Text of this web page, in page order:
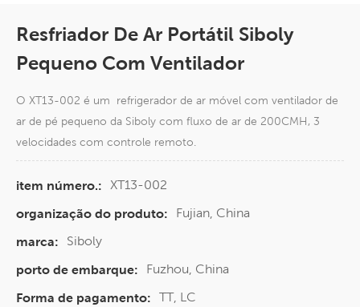
Resfriador De Ar Portátil Siboly
Pequeno Com Ventilador
O XT13-002 é um refrigerador de ar móvel com ventilador de
ar de pé pequeno da Siboly com fluxo de ar de 200CMH, 3
velocidades com controle remoto.
item número.: XT13-002
organização do produto:
Fujian, China
marca:
Siboly
porto de embarque:
Fuzhou, China
Forma de pagamento: TT, LC